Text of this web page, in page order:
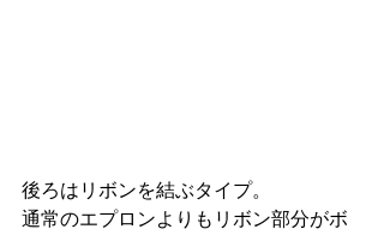
後ろはリボンを結ぶタイプ。
通常のエプロンよりもリボン部分がボ